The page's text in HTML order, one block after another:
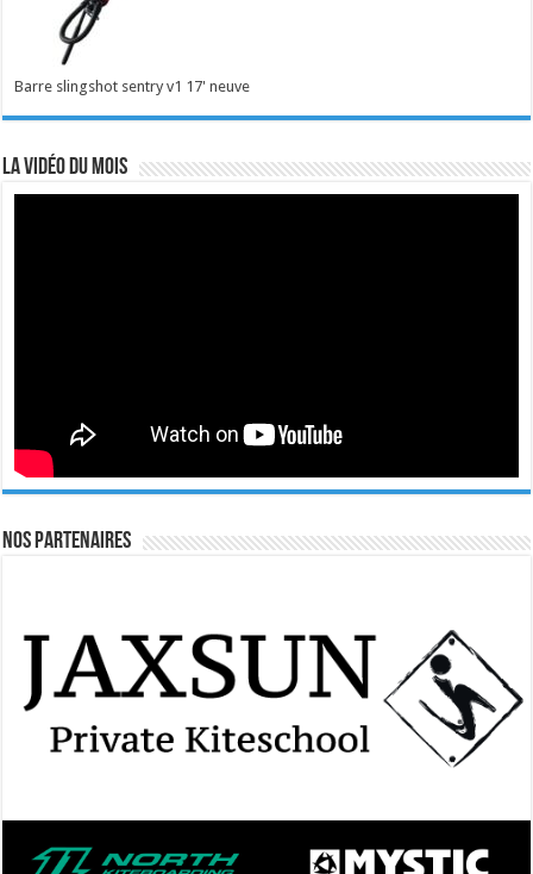
Barre slingshot sentry v1 17' neuve
La vidéo du mois
Nos Partenaires